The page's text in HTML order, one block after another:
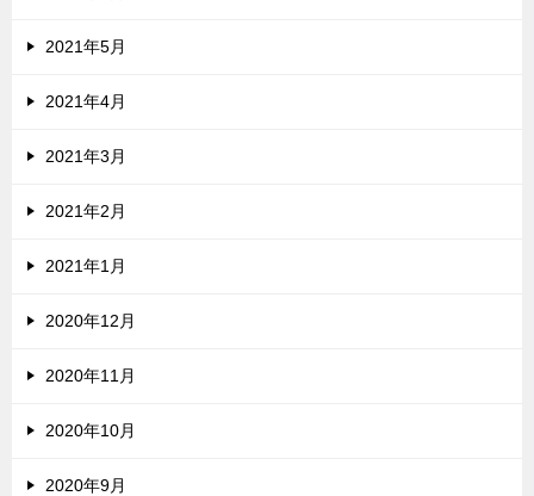
2021年5月
2021年4月
2021年3月
2021年2月
2021年1月
2020年12月
2020年11月
2020年10月
2020年9月